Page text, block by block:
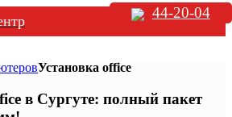
44-20-04
Установка office
в Сургуте: полный пакет